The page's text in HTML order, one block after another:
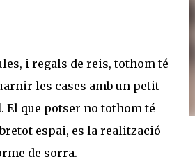
i regals de reis, tothom té
les cases amb un petit
. El que potser no tothom té
espai, es la realització
de sorra.